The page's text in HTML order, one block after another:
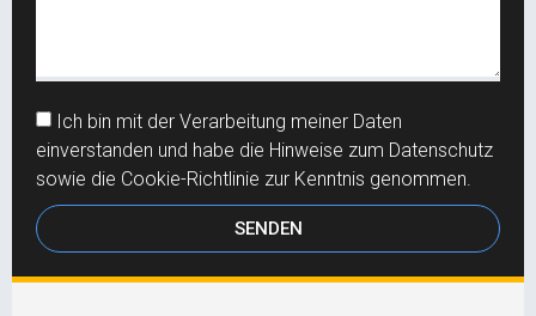
Ich bin mit der Verarbeitung meiner Daten
einverstanden und habe die Hinweise zum Datenschutz
sowie die Cookie-Richtlinie zur Kenntnis genommen.
SENDEN